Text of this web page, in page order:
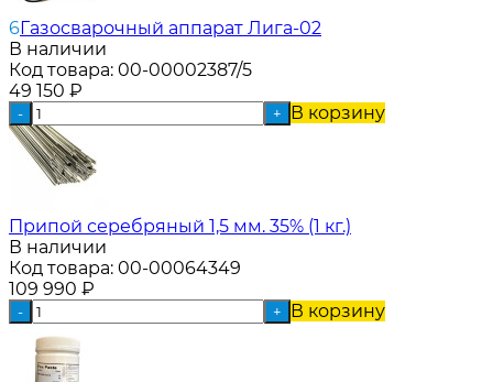
6Газосварочный аппарат Лига-02
В наличии
Код товара: 00-00002387/5
49 150 ₽
- + В корзину
Припой серебряный 1,5 мм. 35% (1 кг.)
В наличии
Код товара: 00-00064349
109 990 ₽
- + В корзину